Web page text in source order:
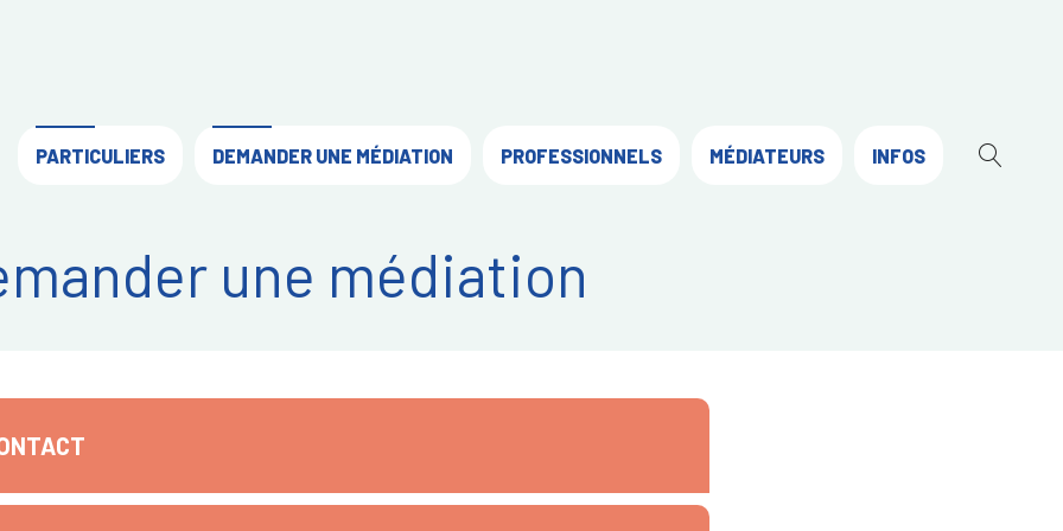
PARTICULIERS DEMANDER UNE MÉDIATION PROFESSIONNELS MÉDIATEURS INFOS
une médiation